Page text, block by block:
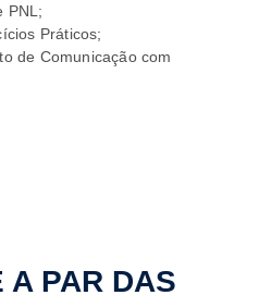
PNL;
Práticos;
de Comunicação com
A PAR DAS